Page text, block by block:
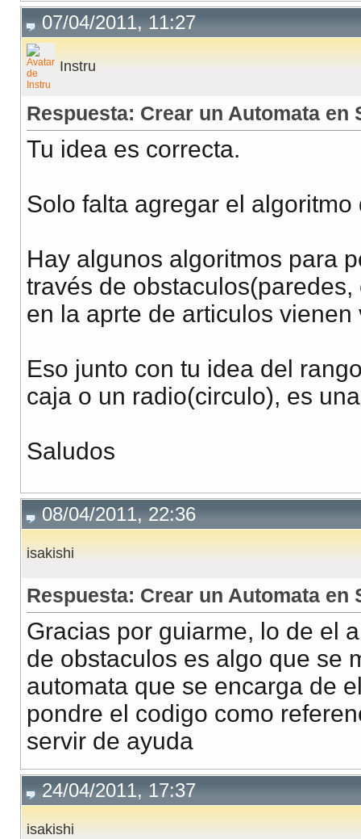
07/04/2011, 11:27
Instru
Respuesta: Crear un Automata en
Tu idea es correcta.
Solo falta agregar el
Hay algunos algoritmos para
través de
en la aprte de articulos
Eso junto con tu idea del
caja o un radio(circulo), es
Saludos
08/04/2011, 22:36
isakishi
Respuesta: Crear un Automata en
Gracias por guiarme, lo de el
de obstaculos es algo que se
automata que se encarga de
pondre el codigo como
servir de ayuda
24/04/2011, 17:37
isakishi